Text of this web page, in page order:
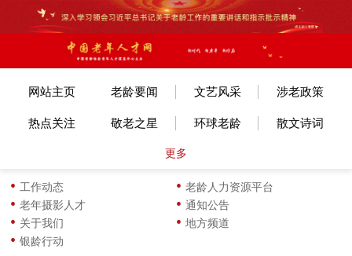
网站主页 老龄要闻 文艺风采 涉老政策
热点关注 敬老之星 环球老龄 散文诗词
各地动态 小说传记
生活新知 服饰服装
为老服务
更多
工作动态
老龄人力资源平台
老年摄影人才
通知公告
关于我们
地方频道
银龄行动